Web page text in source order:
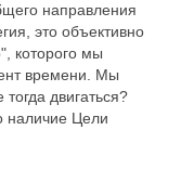
направления
это объективно
которого мы
времени. Мы
двигаться?
наличие Цели